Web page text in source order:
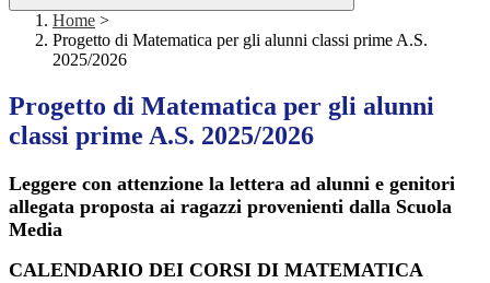
Home >
Progetto di Matematica per gli alunni classi prime A.S.
2025/2026
Progetto di Matematica per gli alunni
classi prime A.S. 2025/2026
Leggere con attenzione la lettera ad alunni e genitori
allegata proposta ai ragazzi provenienti dalla Scuola
Media
CALENDARIO DEI CORSI DI MATEMATICA